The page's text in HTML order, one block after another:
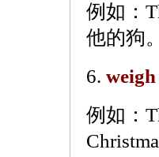
例如：
他的狗
6.
例如：